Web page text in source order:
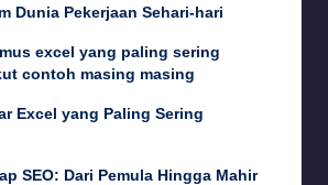
Dunia Pekerjaan Sehari-hari
excel yang paling sering
contoh masing masing
Excel yang Paling Sering
SEO: Dari Pemula Hingga Mahir